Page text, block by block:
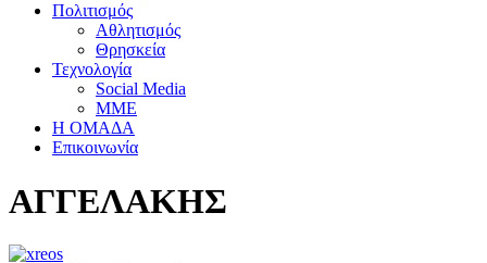
Πολιτισμός
Αθλητισμός
Θρησκεία
Τεχνολογία
Social Media
ΜΜΕ
Η ΟΜΑΔΑ
Επικοινωνία
ΑΓΓΕΛΑΚΗΣ